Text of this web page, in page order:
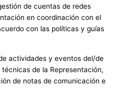
de cuentas de redes
en coordinación con el
con las políticas y guías
actividades y eventos del/de
técnicas de la Representación,
de notas de comunicación e